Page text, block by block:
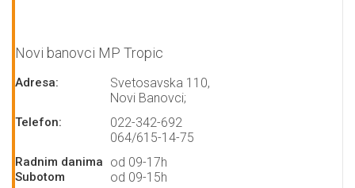
Novi banovci MP Tropic
Adresa:
Svetosavska 110,
Novi Banovci;
Telefon:
022-342-692
064/615-14-75
Radnim danima
Subotom
od 09-17h
od 09-15h